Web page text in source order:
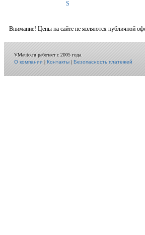
S
Внимание! Цены на сайте не являются публичной
VMauto.ru работает с 2005 года.
О компании|Контакты|Безопасность платежей